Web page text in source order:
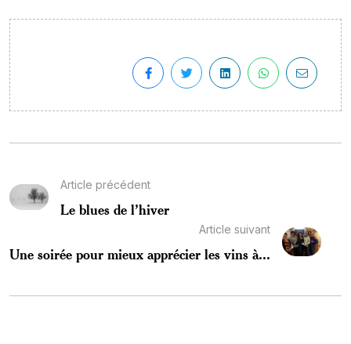
Article précédent
Le blues de l’hiver
Article suivant
Une soirée pour mieux apprécier les vins à...